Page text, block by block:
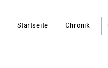
Startseite Chronik